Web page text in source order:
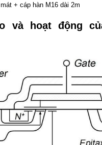
+ cáp hàn M16 dài 2m
và hoạt động